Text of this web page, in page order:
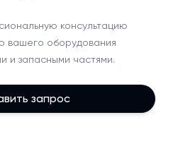
консультацию
вашего оборудования
и запасными частями.
запрос